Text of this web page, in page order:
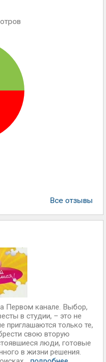
Все отзывы
Первом канале. Выбор,
в студии, – это не
приглашаются только те,
свою вторую
люди, готовые
в жизни решения.